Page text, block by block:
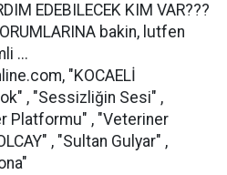
EDEBILECEK KIM VAR???
bakin, lutfen
...
, "KOCAELİ
, "Sessizliğin Sesi" ,
Platformu" , "Veteriner
, "Sultan Gulyar" ,